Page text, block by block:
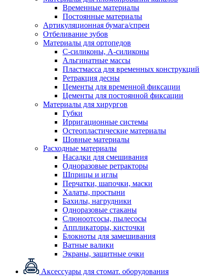
Временные материалы
Постоянные материалы
Артикуляционная бумага/спреи
Отбеливание зубов
Материалы для ортопедов
C-силиконы, А-силиконы
Альгинатные массы
Пластмасса для временных конструкций
Ретракция десны
Цементы для временной фиксации
Цементы для постоянной фиксации
Материалы для хирургов
Губки
Ирригационные системы
Остеопластические материалы
Шовные материалы
Расходные материалы
Насадки для смешивания
Одноразовые ретракторы
Шприцы и иглы
Перчатки, шапочки, маски
Халаты, простыни
Бахилы, нагрудники
Одноразовые стаканы
Слюноотсосы, пылесосы
Аппликаторы, кисточки
Блокноты для замешивания
Ватные валики
Экраны, защитные очки
Аксессуары для стомат. оборудования